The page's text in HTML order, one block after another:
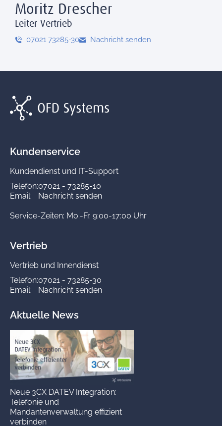
Moritz Drescher
Leiter Vertrieb
07021 73285-30 Nachricht senden
Kundenservice
Kundendienst und IT-Support
Telefon:07021 - 73285-10
Email:
Nachricht senden
Service-Zeiten: Mo.-Fr. 9:00-17:00 Uhr
Vertrieb
Vertrieb und Innendienst
Telefon:07021 - 73285-30
Email:
Nachricht senden
Aktuelle News
Neue 3CX DATEV Integration:
Telefonie und
Mandantenverwaltung effizient
verbinden